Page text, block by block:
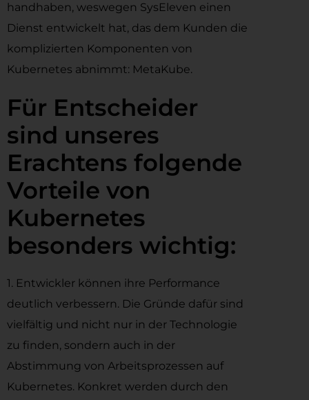
handhaben, weswegen SysEleven einen
Dienst entwickelt hat, das dem Kunden die
komplizierten Komponenten von
Kubernetes abnimmt: MetaKube.
Für Entscheider
sind unseres
Erachtens folgende
Vorteile von
Kubernetes
besonders wichtig:
1. Entwickler können ihre Performance
deutlich verbessern. Die Gründe dafür sind
vielfältig und nicht nur in der Technologie
zu finden, sondern auch in der
Abstimmung von Arbeitsprozessen auf
Kubernetes. Konkret werden durch den